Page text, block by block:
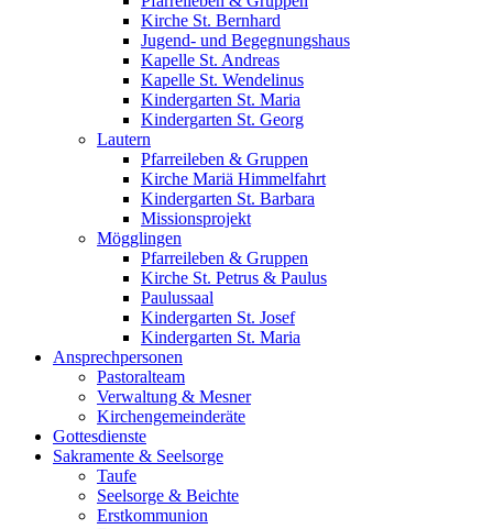
Kirche St. Bernhard
Jugend- und Begegnungshaus
Kapelle St. Andreas
Kapelle St. Wendelinus
Kindergarten St. Maria
Kindergarten St. Georg
Lautern
Pfarreileben & Gruppen
Kirche Mariä Himmelfahrt
Kindergarten St. Barbara
Missionsprojekt
Mögglingen
Pfarreileben & Gruppen
Kirche St. Petrus & Paulus
Paulussaal
Kindergarten St. Josef
Kindergarten St. Maria
Ansprechpersonen
Pastoralteam
Verwaltung & Mesner
Kirchengemeinderäte
Gottesdienste
Sakramente & Seelsorge
Taufe
Seelsorge & Beichte
Erstkommunion